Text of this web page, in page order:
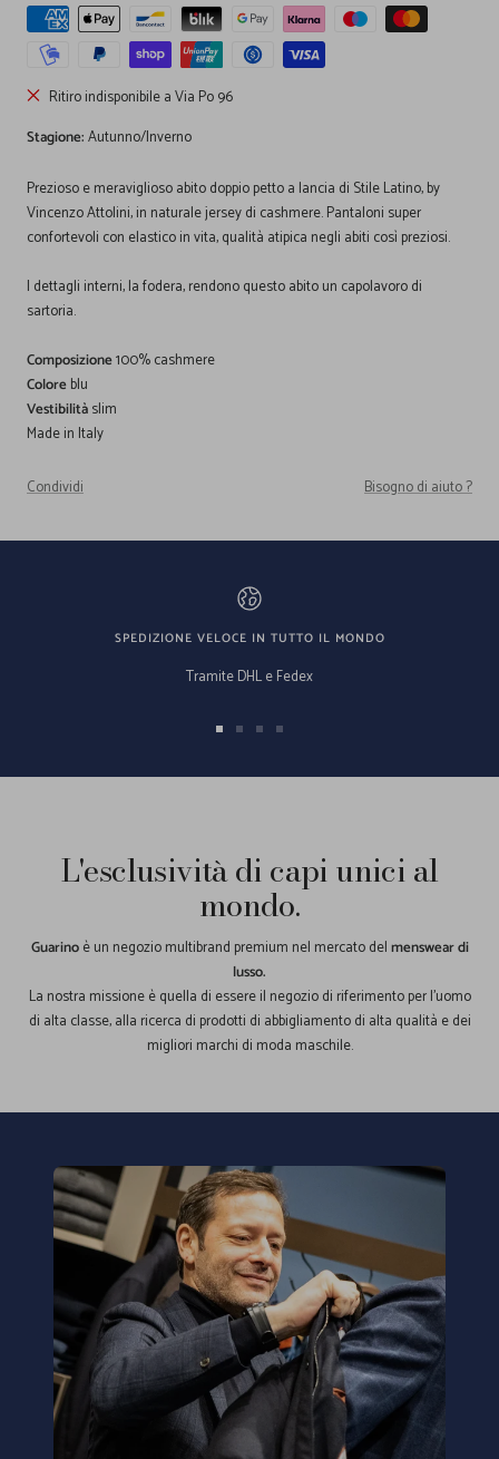
Ritiro indisponibile a Via Po 96
Stagione:Autunno/Inverno
Prezioso e meraviglioso abito doppio petto a lancia di Stile Latino, by
Vincenzo Attolini, in naturale jersey di cashmere. Pantaloni super
confortevoli con elastico in vita, qualità atipica negli abiti così preziosi.
I dettagli interni, la fodera, rendono questo abito un capolavoro di
sartoria.
Composizione100% cashmere
Coloreblu
Vestibilitàslim
Made in Italy
Condividi Bisogno di aiuto ?
SPEDIZIONE VELOCE IN TUTTO IL MONDO
Tramite DHL e Fedex
Vai Vai Vai Vai
L'esclusività di capi unici al
mondo.
Guarinoè un negozio multibrand premium nel mercato delmenswear di
lusso.
La nostra missione è quella di essere il negozio di riferimento per l'uomo
di alta classe, alla ricerca di prodotti di abbigliamento di alta qualità e dei
migliori marchi di moda maschile.